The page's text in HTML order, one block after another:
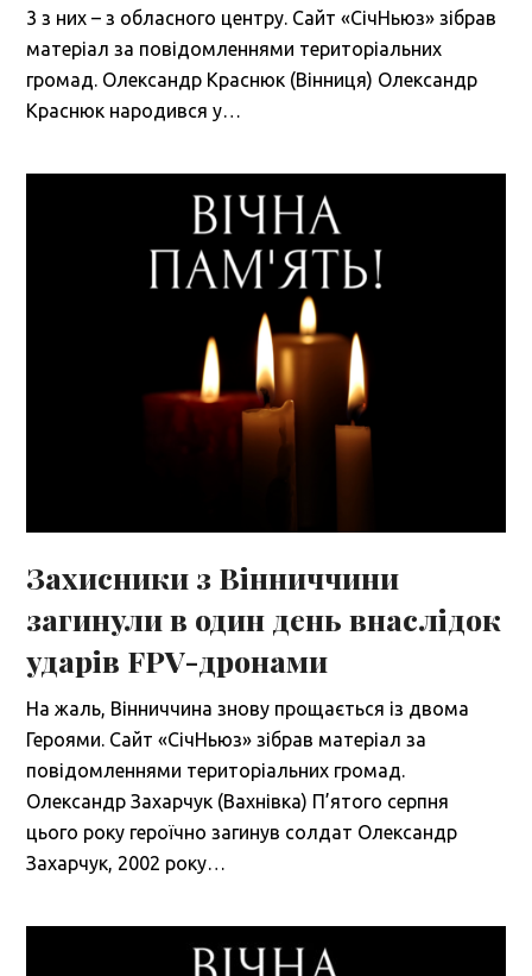
3 з них – з обласного центру. Сайт «СічНьюз» зібрав
матеріал за повідомленнями територіальних
громад. Олександр Краснюк (Вінниця) Олександр
Краснюк народився у…
Захисники з Вінниччини
загинули в один день внаслідок
ударів FPV-дронами
На жаль, Вінниччина знову прощається із двома
Героями. Сайт «СічНьюз» зібрав матеріал за
повідомленнями територіальних громад.
Олександр Захарчук (Вахнівка) П’ятого серпня
цього року героїчно загинув солдат Олександр
Захарчук, 2002 року…